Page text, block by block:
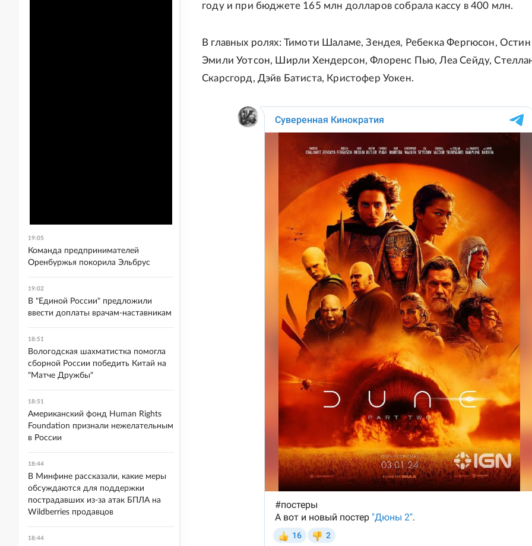
году и при бюджете 165 млн долларов собрала кассу в 400 млн.
В главных ролях: Тимоти Шаламе, Зендея, Ребекка Фергюсон, Остин
Эмили Уотсон, Ширли Хендерсон, Флоренс Пью, Леа Сейду,
Скарсгорд, Дэйв Батиста, Кристофер Уокен.
19:05
Команда предпринимателей
Оренбуржья покорила Эльбрус
19:02
В "Единой России" предложили
ввести доплаты врачам-наставникам
18:51
Вологодская шахматистка помогла
сборной России победить Китай на
"Матче Дружбы"
18:51
Американский фонд Human Rights
Foundation признали нежелательным
в России
18:44
В Минфине рассказали, какие меры
обсуждаются для поддержки
пострадавших из-за атак БПЛА на
Wildberries продавцов
18:44